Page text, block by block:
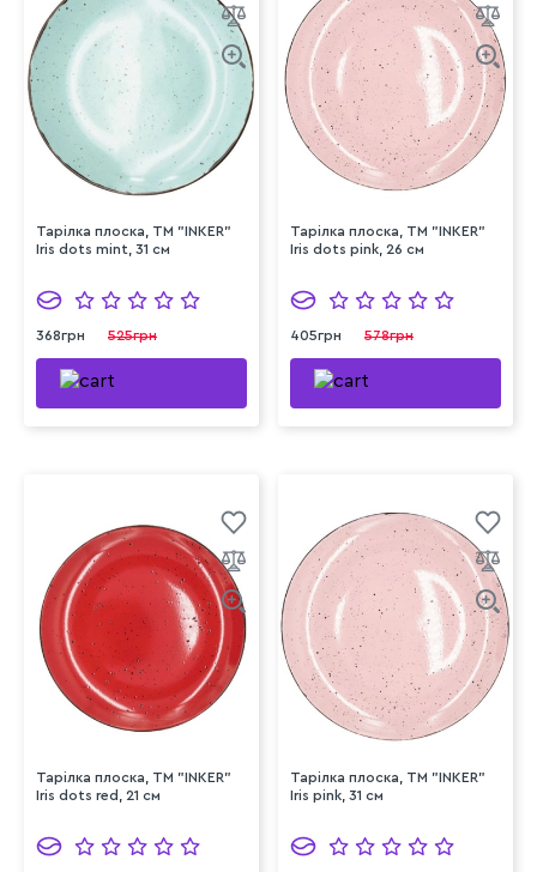
Тарілка плоска, ТМ "INKER"
Iris dots mint, 31 см
368грн 525грн
Тарілка плоска, ТМ "INKER"
Iris dots pink, 26 см
405грн 578грн
Тарілка плоска, ТМ "INKER"
Iris dots red, 21 см
Тарілка плоска, ТМ "INKER"
Iris pink, 31 см